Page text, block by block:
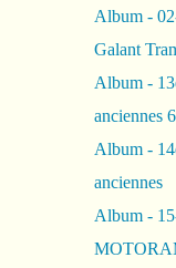
Album -
Galant
Album -
anciennes
Album -
anciennes
Album -